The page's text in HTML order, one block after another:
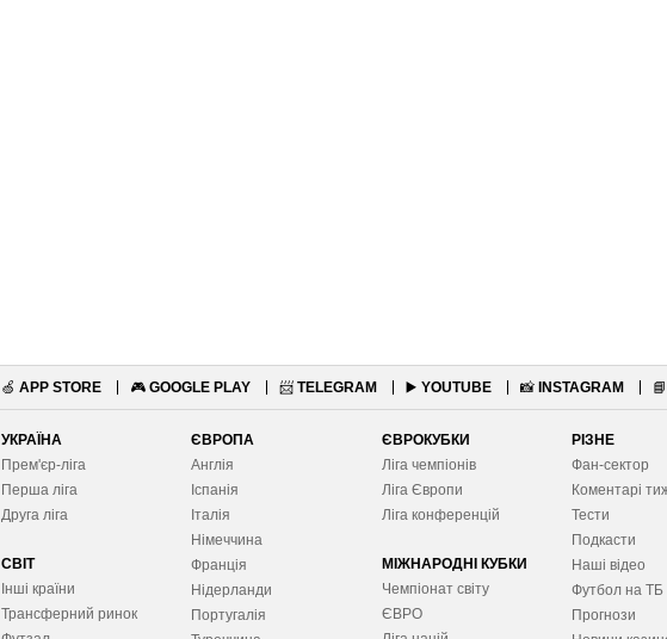
🍏 APP STORE 🎮 GOOGLE PLAY 📨 TELEGRAM ▶️ YOUTUBE 📸 INSTAGRAM 📘
УКРАЇНА
Прем'єр-ліга
Перша ліга
Друга ліга
СВІТ
Інші країни
Трансферний ринок
ЄВРОПА
Англія
Іспанія
Італія
Німеччина
Франція
Нідерланди
Португалія
ЄВРОКУБКИ
Ліга чемпіонів
Ліга Європи
Ліга конференцій
МІЖНАРОДНІ КУБКИ
Чемпіонат світу
ЄВРО
РІЗНЕ
Фан-сектор
Коментарі
Тести
Подкасти
Наші відео
Футбол на ТБ
Прогнози